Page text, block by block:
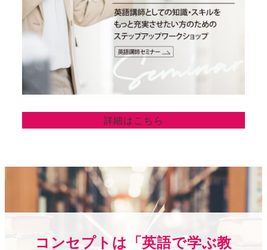
詳細はこちら
コンセプトは「英語で学ぶ教